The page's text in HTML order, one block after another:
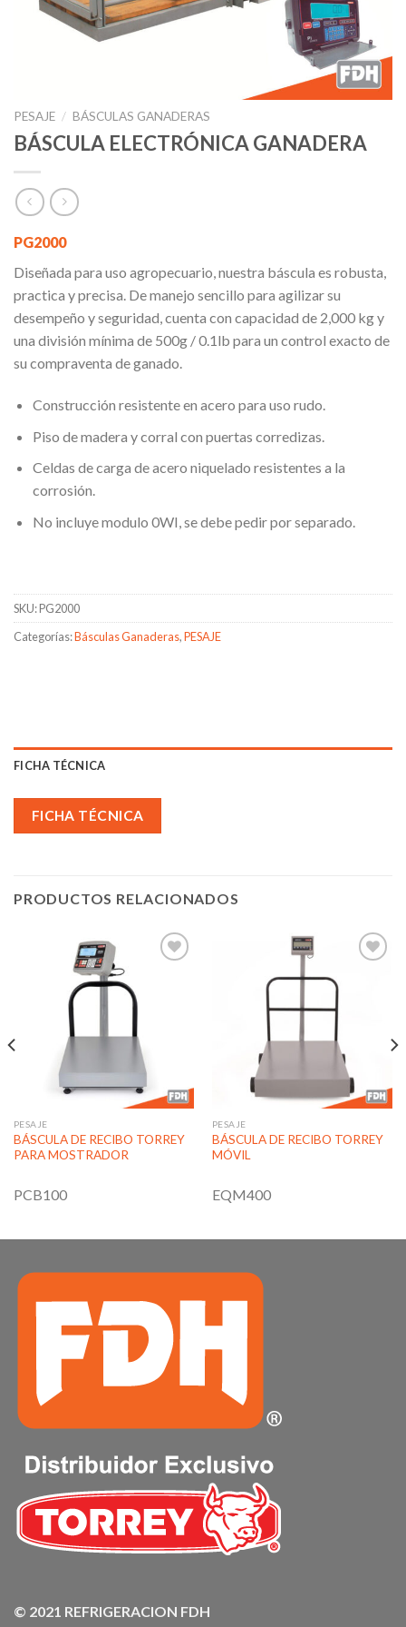
PESAJE / BÁSCULAS GANADERAS
BÁSCULA ELECTRÓNICA GANADERA
PG2000
Diseñada para uso agropecuario, nuestra báscula es robusta,
practica y precisa. De manejo sencillo para agilizar su
desempeño y seguridad, cuenta con capacidad de 2,000 kg y
una división mínima de 500g / 0.1lb para un control exacto de
su compraventa de ganado.
Construcción resistente en acero para uso rudo.
Piso de madera y corral con puertas corredizas.
Celdas de carga de acero niquelado resistentes a la
corrosión.
No incluye modulo 0WI, se debe pedir por separado.
SKU:PG2000
Categorías:Básculas Ganaderas,PESAJE
FICHA TÉCNICA
FICHA TÉCNICA
PRODUCTOS RELACIONADOS
PESAJE
BÁSCULA DE RECIBO TORREY
PARA MOSTRADOR
PCB100
PESAJE
BÁSCULA DE RECIBO TORREY
MÓVIL
EQM400
© 2021 REFRIGERACION FDH